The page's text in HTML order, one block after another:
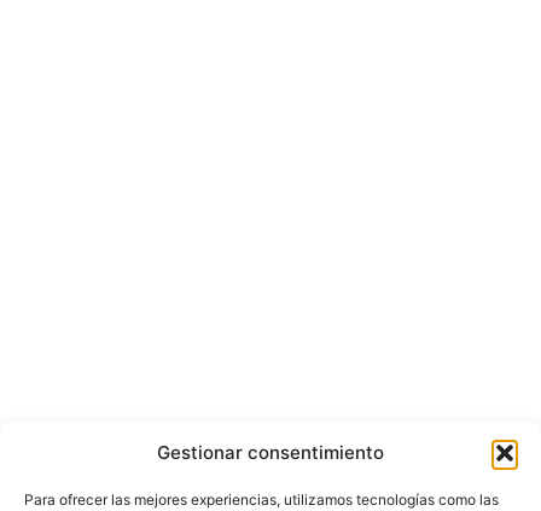
Gestionar consentimiento
Para ofrecer las mejores experiencias, utilizamos tecnologías como las